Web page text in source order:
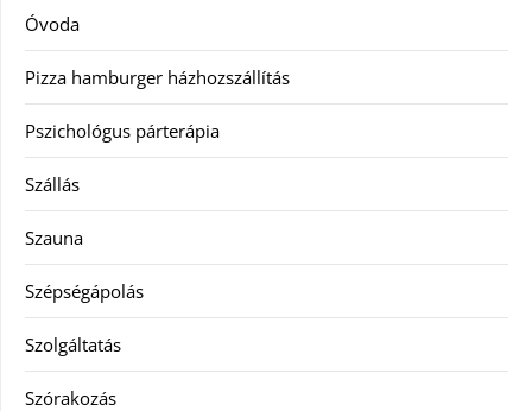
Óvoda
Pizza hamburger házhozszállítás
Pszichológus párterápia
Szállás
Szauna
Szépségápolás
Szolgáltatás
Szórakozás